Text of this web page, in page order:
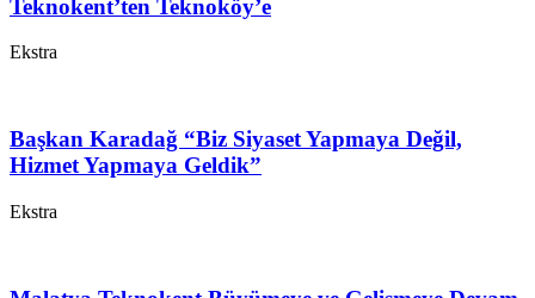
Teknokent’ten Teknoköy’e
Ekstra
Başkan Karadağ “Biz Siyaset Yapmaya Değil,
Hizmet Yapmaya Geldik”
Ekstra